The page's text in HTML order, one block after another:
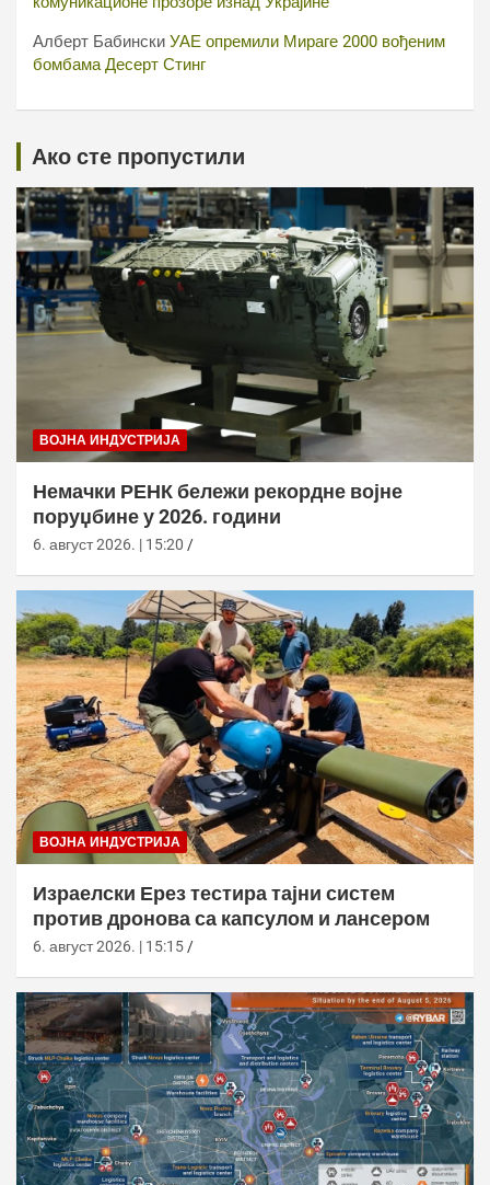
Алберт Бабински УАЕ опремили Мираге 2000 вођеним
бомбама Десерт Стинг
Ако сте пропустили
ВОЈНА ИНДУСТРИЈА
Немачки РЕНК бележи рекордне војне
поруџбине у 2026. години
6. август 2026. | 15:20
ВОЈНА ИНДУСТРИЈА
Израелски Ерез тестира тајни систем
против дронова са капсулом и лансером
6. август 2026. | 15:15